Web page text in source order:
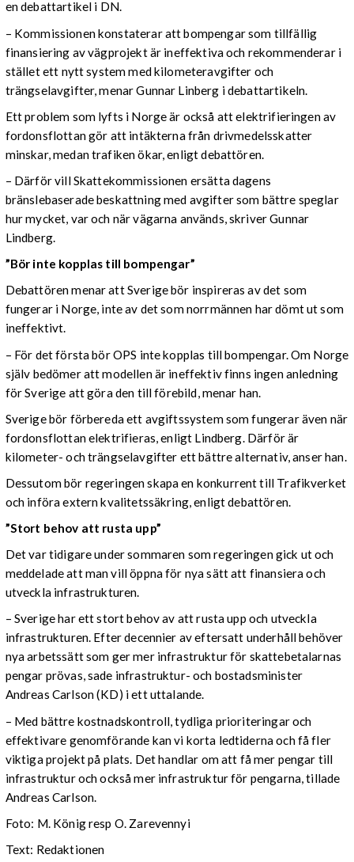
en debattartikel i DN.
– Kommissionen konstaterar att bompengar som tillfällig
finansiering av vägprojekt är ineffektiva och rekommenderar i
stället ett nytt system med kilometeravgifter och
trängselavgifter, menar Gunnar Linberg i debattartikeln.
Ett problem som lyfts i Norge är också att elektrifieringen av
fordonsflottan gör att intäkterna från drivmedelsskatter
minskar, medan trafiken ökar, enligt debattören.
– Därför vill Skattekommissionen ersätta dagens
bränslebaserade beskattning med avgifter som bättre speglar
hur mycket, var och när vägarna används, skriver Gunnar
Lindberg.
”Bör inte kopplas till bompengar”
Debattören menar att Sverige bör inspireras av det som
fungerar i Norge, inte av det som norrmännen har dömt ut som
ineffektivt.
– För det första bör OPS inte kopplas till bompengar. Om Norge
själv bedömer att modellen är ineffektiv finns ingen anledning
för Sverige att göra den till förebild, menar han.
Sverige bör förbereda ett avgiftssystem som fungerar även när
fordonsflottan elektrifieras, enligt Lindberg. Därför är
kilometer- och trängselavgifter ett bättre alternativ, anser han.
Dessutom bör regeringen skapa en konkurrent till Trafikverket
och införa extern kvalitetssäkring, enligt debattören.
”Stort behov att rusta upp”
Det var tidigare under sommaren som regeringen gick ut och
meddelade att man vill öppna för nya sätt att finansiera och
utveckla infrastrukturen.
– Sverige har ett stort behov av att rusta upp och utveckla
infrastrukturen. Efter decennier av eftersatt underhåll behöver
nya arbetssätt som ger mer infrastruktur för skattebetalarnas
pengar prövas, sade infrastruktur- och bostadsminister
Andreas Carlson (KD) i ett uttalande.
– Med bättre kostnadskontroll, tydliga prioriteringar och
effektivare genomförande kan vi korta ledtiderna och få fler
viktiga projekt på plats. Det handlar om att få mer pengar till
infrastruktur och också mer infrastruktur för pengarna, tillade
Andreas Carlson.
Foto: M. König resp O. Zarevennyi
Text: Redaktionen